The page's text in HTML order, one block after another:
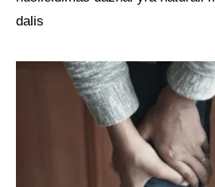
dalis